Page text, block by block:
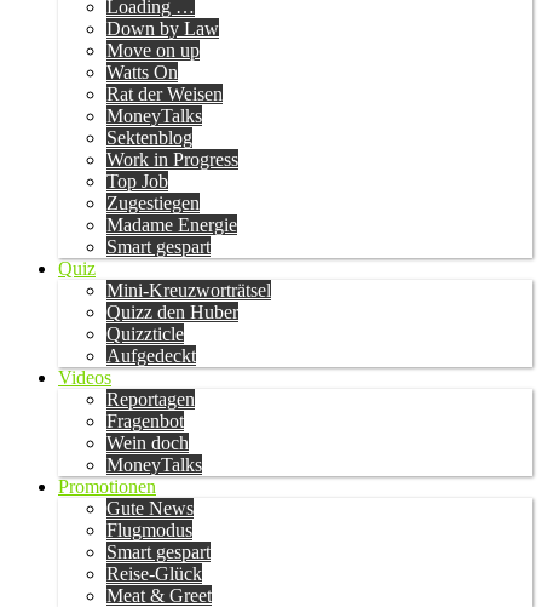
Loading …
Down by Law
Move on up
Watts On
Rat der Weisen
MoneyTalks
Sektenblog
Work in Progress
Top Job
Zugestiegen
Madame Energie
Smart gespart
Quiz
Mini-Kreuzworträtsel
Quizz den Huber
Quizzticle
Aufgedeckt
Videos
Reportagen
Fragenbot
Wein doch
MoneyTalks
Promotionen
Gute News
Flugmodus
Smart gespart
Reise-Glück
Meat & Greet